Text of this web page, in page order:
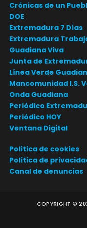
Crónicas de un
DOE
Extremadura 7 Días
Extremadura
Guadiana Viva
Junta de
Línea Verde
Mancomunidad I.S.
Onda Guadiana
Periódico
Periódico HOY
Ventana Digital
Política de cookies
Política de
Canal de denuncias
COPYRIGHT ©